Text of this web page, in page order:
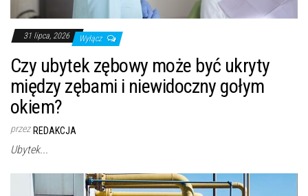
31 lipca, 2026 Wyłącz
Czy ubytek zębowy może być ukryty
między zębami i niewidoczny gołym
okiem?
przez REDAKCJA
Ubytek...